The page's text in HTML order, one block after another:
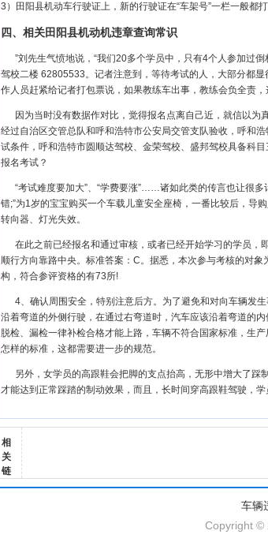
3）田阳县机动车行驶证上，新的行驶证在“车架号”一栏一般都打
四、相关田阳县机动机违章查询常识
”刘先生气愤地说，“我们20多个学员中，只有4个人参加过
驾校二楼 62805533。记者注意到，等待考试的人，大部分都
作人员赶紧给记者打包票说，如果教练车出事，教练会负全责
因为当时没有数据作对比，觉得报名点离自己近，就信以为
经过自治区交管总队和呼和浩特市公安局交管支队验收，呼和
试条件，呼和浩特市圆顺达驾校、金荣驾校、盛邦驾校具备科
报名考试？
“考试难度要加大”、“学费要涨”……诸如此类的传言也让很
错;”为1岁的宝宝购买一个车载儿童安全座椅，一番比较后，导
转向器、灯光失效。
在此之前已经报名和通过审核，或者已经开始学习的学员
顺行方向靠路中央。标准答案：C。据悉，本次参与考核的对
构，符合参评资格的有73所!
4、确认周围安全，特别注意后方。为了避免和对向车辆发
沿着弯道的外侧行驶，在通过右弯道时，汽车应该沿着弯道的
脱检、漏检一律补检合格才能上路，车辆不符合国家标准，生
怎样的标准，这都需要进一步的规范。
另外，女学员的高跟鞋会把脚的支点抬高，无形中增大了踩
才能达到正常踩踏的制动效果，而且，长时间穿高跟鞋驾驶，学
相
关
链
车辆
Copyright ©